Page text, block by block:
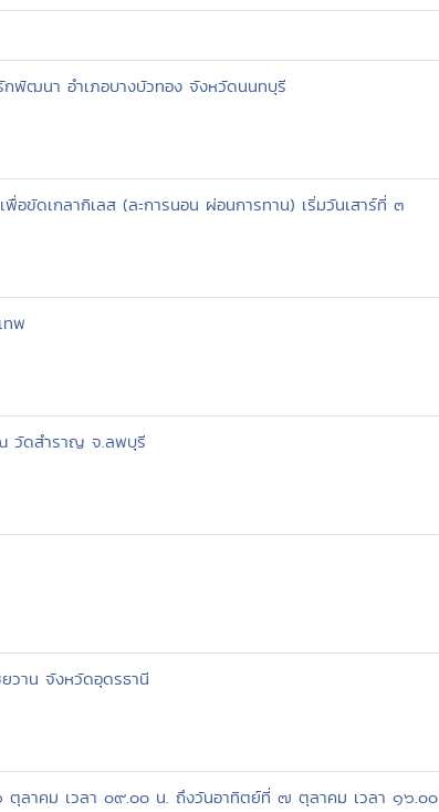
กพัฒนา อำเภอบางบัวทอง จังหวัดนนทบุรี
ขัดเกลากิเลส (ละการนอน ผ่อนการทาน) เริ่มวันเสาร์ที่ ๓
ทพ
วัดสำราญ จ.ลพบุรี
วาน จังหวัดอุดรธานี
ตุลาคม เวลา ๐๙.๐๐ น. ถึงวันอาทิตย์ที่ ๗ ตุลาคม เวลา ๑๖.๐๐